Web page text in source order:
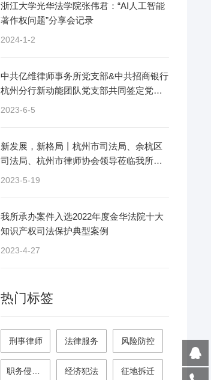
浙江大学光华法学院张伟君：“AI人工智能
著作权问题”分享会记录
2024-1-2
中共亿维律师事务所党支部&中共招商银行
杭州分行新动能团队党支部共同签定党建
共建协.....
2023-6-5
新发展，新格局丨杭州市司法局、余杭区
司法局、杭州市律师协会领导莅临我所开
展年度考.....
2023-5-19
我所承办案件入选2022年度金华法院十大
知识产权司法保护典型案例
2023-4-27
热门标签
刑事律师 法律服务 风险防控
职务侵占罪 经济犯法 征地拆迁